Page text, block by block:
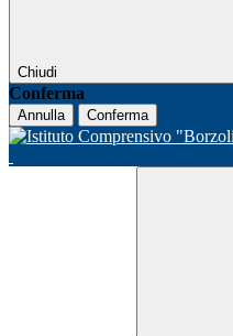
Chiudi
Conferma
Annulla Conferma